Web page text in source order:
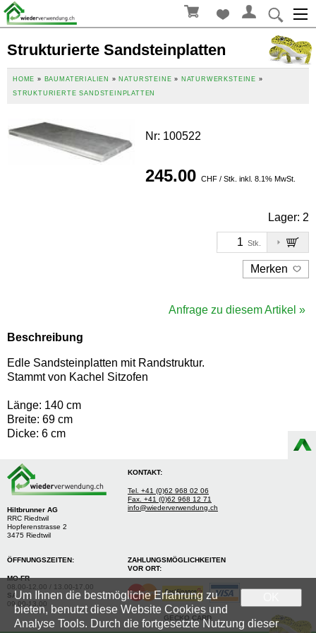
Strukturierte Sandsteinplatten
HOME » BAUMATERIALIEN » NATURSTEINE » NATURWERKSTEINE »
STRUKTURIERTE SANDSTEINPLATTEN
Nr: 100522
245.00 CHF / Stk. inkl. 8.1% MwSt.
Lager: 2
Stk.
Merken
Anfrage zu diesem Artikel »
Beschreibung
Edle Sandsteinplatten mit Randstruktur.
Stammt von Kachel Sitzofen
Länge: 140 cm
Breite: 69 cm
Dicke: 6 cm
Hiltbrunner AG
RRC Riedtwil
Hopferenstrasse 2
3475 Riedtwil
KONTAKT:
Tel. +41 (0)62 968 02 06
Fax. +41 (0)62 968 12 71
info@wiederverwendung.ch
ÖFFNUNGSZEITEN:
MO-FR
08.00-12.00 / 13.00-17.00
SA
09.00-13.00
ZAHLUNGSMÖGLICHKEITEN
VOR ORT:
GECKO CARD
Um Ihnen die bestmögliche Erfahrung zu
bieten, benutzt diese Website Cookies und
Analyse Tools. Durch die fortgesetzte Nutzung dieser